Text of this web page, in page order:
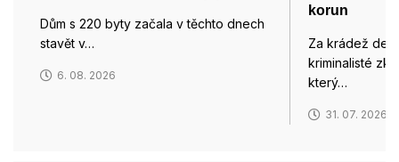
Dům s 220 byty začala v těchto dnech
stavět v…
6. 08. 2026
korun
Za krádež
kriminalisté
který…
31. 07. 2026